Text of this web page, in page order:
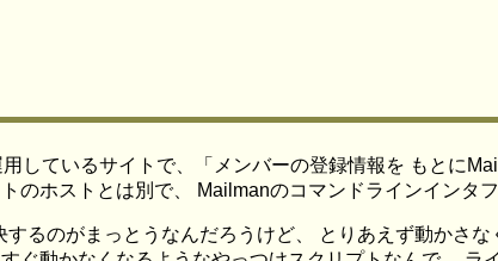
しているサイトで、「メンバーの登録情報を もとに
のホストとは別で、 Mailmanのコマンドラインインタ
るのがまっとうなんだろうけど、 とりあえず動かさ